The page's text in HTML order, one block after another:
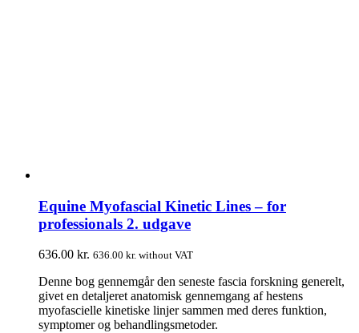
Equine Myofascial Kinetic Lines – for
professionals 2. udgave
636.00 kr. 636.00 kr. without VAT
Denne bog gennemgår den seneste fascia forskning generelt,
givet en detaljeret anatomisk gennemgang af hestens
myofascielle kinetiske linjer sammen med deres funktion,
symptomer og behandlingsmetoder.